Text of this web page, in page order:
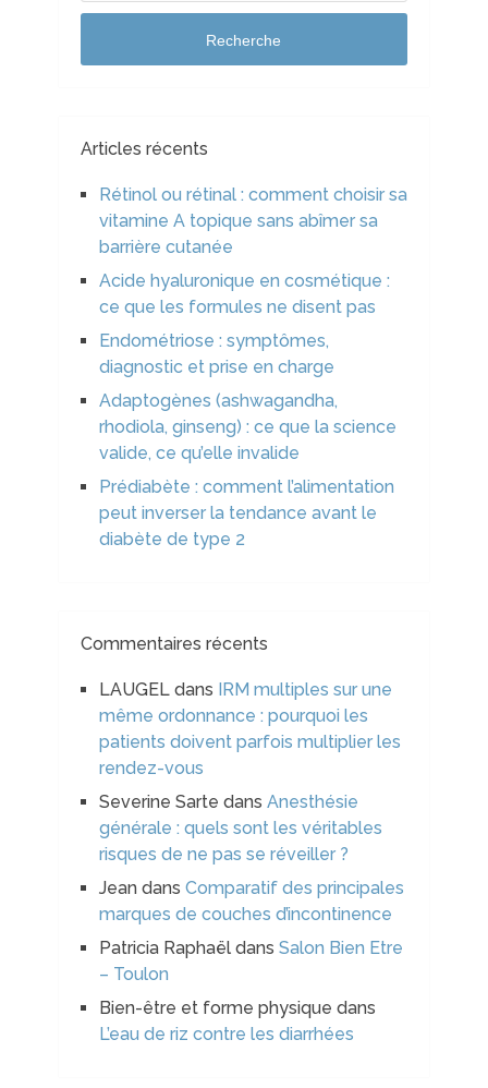
Recherche
Articles récents
Rétinol ou rétinal : comment choisir sa
vitamine A topique sans abîmer sa
barrière cutanée
Acide hyaluronique en cosmétique :
ce que les formules ne disent pas
Endométriose : symptômes,
diagnostic et prise en charge
Adaptogènes (ashwagandha,
rhodiola, ginseng) : ce que la science
valide, ce qu’elle invalide
Prédiabète : comment l’alimentation
peut inverser la tendance avant le
diabète de type 2
Commentaires récents
LAUGELdans
IRM multiples sur une
même ordonnance : pourquoi les
patients doivent parfois multiplier les
rendez-vous
Severine Sarte dans Anesthésie
générale : quels sont les véritables
risques de ne pas se réveiller ?
Jeandans Comparatif des principales
marques de couches d’incontinence
Patricia Raphaëldans Salon Bien Etre
– Toulon
Bien-être et forme physique dans
L’eau de riz contre les diarrhées